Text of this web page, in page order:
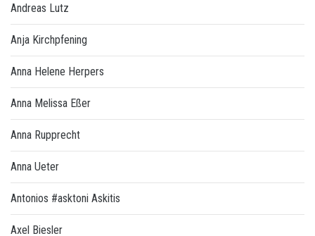
Andreas Lutz
Anja Kirchpfening
Anna Helene Herpers
Anna Melissa Eßer
Anna Rupprecht
Anna Ueter
Antonios #asktoni Askitis
Axel Biesler